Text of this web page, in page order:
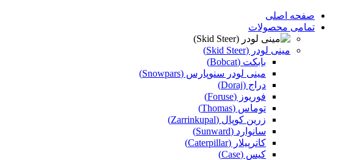
صفحه اصلی
تمامی محصولات
مینی لودر (Skid Steer)
بابکت (Bobcat)
مینی لودر سنوپارس (Snowpars)
دراج (Doraj)
فوریوز (Foruse)
توماس (Thomas)
زرین کوپال (Zarrinkupal)
سانوارد (Sunward)
کاترپیلار (Caterpillar)
کیس (Case)